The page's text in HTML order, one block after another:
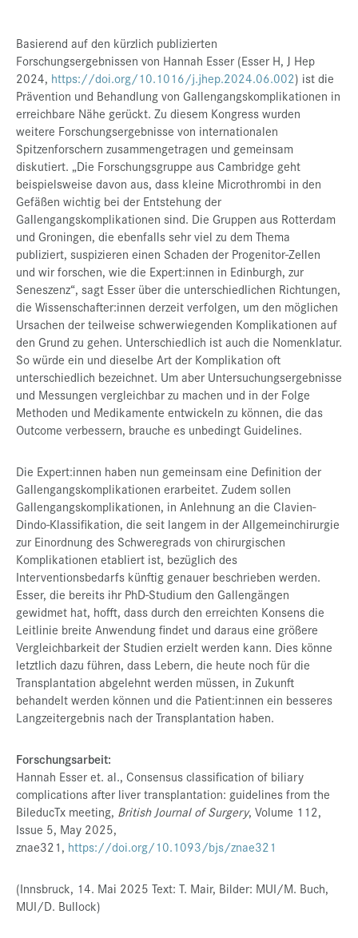
Basierend auf den kürzlich publizierten
Forschungsergebnissen von Hannah Esser (Esser H, J Hep
2024, https://doi.org/10.1016/j.jhep.2024.06.002) ist die
Prävention und Behandlung von Gallengangskomplikationen in
erreichbare Nähe gerückt. Zu diesem Kongress wurden
weitere Forschungsergebnisse von internationalen
Spitzenforschern zusammengetragen und gemeinsam
diskutiert. „Die Forschungsgruppe aus Cambridge geht
beispielsweise davon aus, dass kleine Microthrombi in den
Gefäßen wichtig bei der Entstehung der
Gallengangskomplikationen sind. Die Gruppen aus Rotterdam
und Groningen, die ebenfalls sehr viel zu dem Thema
publiziert, suspizieren einen Schaden der Progenitor-Zellen
und wir forschen, wie die Expert:innen in Edinburgh, zur
Seneszenz“, sagt Esser über die unterschiedlichen Richtungen,
die Wissenschafter:innen derzeit verfolgen, um den möglichen
Ursachen der teilweise schwerwiegenden Komplikationen auf
den Grund zu gehen. Unterschiedlich ist auch die Nomenklatur.
So würde ein und dieselbe Art der Komplikation oft
unterschiedlich bezeichnet. Um aber Untersuchungsergebnisse
und Messungen vergleichbar zu machen und in der Folge
Methoden und Medikamente entwickeln zu können, die das
Outcome verbessern, brauche es unbedingt Guidelines.
Die Expert:innen haben nun gemeinsam eine Definition der
Gallengangskomplikationen erarbeitet. Zudem sollen
Gallengangskomplikationen, in Anlehnung an die Clavien-
Dindo-Klassifikation, die seit langem in der Allgemeinchirurgie
zur Einordnung des Schweregrads von chirurgischen
Komplikationen etabliert ist, bezüglich des
Interventionsbedarfs künftig genauer beschrieben werden.
Esser, die bereits ihr PhD-Studium den Gallengängen
gewidmet hat, hofft, dass durch den erreichten Konsens die
Leitlinie breite Anwendung findet und daraus eine größere
Vergleichbarkeit der Studien erzielt werden kann. Dies könne
letztlich dazu führen, dass Lebern, die heute noch für die
Transplantation abgelehnt werden müssen, in Zukunft
behandelt werden können und die Patient:innen ein besseres
Langzeitergebnis nach der Transplantation haben.
Forschungsarbeit:
Hannah Esser et. al., Consensus classification of biliary
complications after liver transplantation: guidelines from the
BileducTx meeting, British Journal of Surgery, Volume 112,
Issue 5, May 2025,
znae321, https://doi.org/10.1093/bjs/znae321
(Innsbruck, 14. Mai 2025 Text: T. Mair, Bilder: MUI/M. Buch,
MUI/D. Bullock)